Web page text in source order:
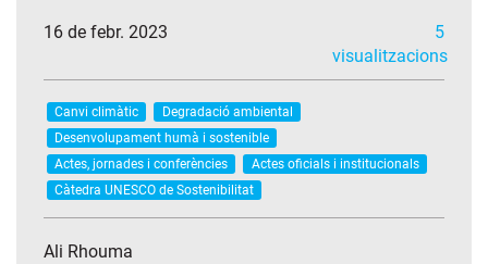
16 de febr. 2023
5
visualitzacions
Canvi climàtic
Degradació ambiental
Desenvolupament humà i sostenible
Actes, jornades i conferències
Actes oficials i institucionals
Càtedra UNESCO de Sostenibilitat
Ali Rhouma